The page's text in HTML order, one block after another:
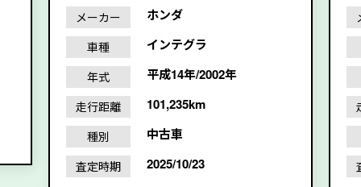
メーカー ホンダ
車種 インテグラ
年式 平成14年/2002年
走行距離 101,235km
種別 中古車
査定時期 2025/10/23